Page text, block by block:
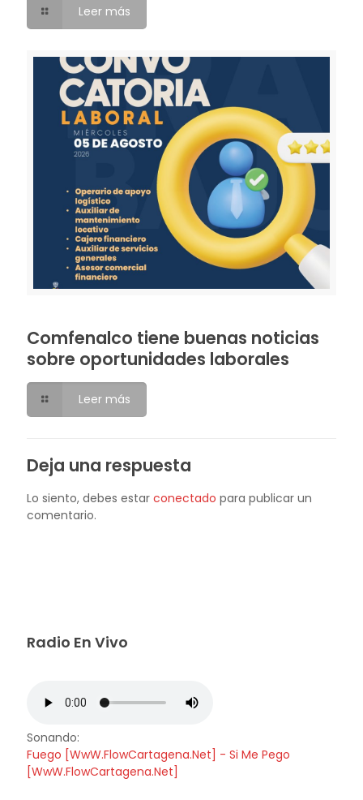
Leer más
Comfenalco tiene buenas noticias
sobre oportunidades laborales
Leer más
Deja una respuesta
Lo siento, debes estar conectado para publicar un
comentario.
Radio En Vivo
Sonando:
Fuego [WwW.FlowCartagena.Net] - Si Me Pego
[WwW.FlowCartagena.Net]